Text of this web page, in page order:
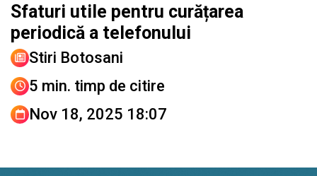
Sfaturi utile pentru curățarea
periodică a telefonului
Stiri Botosani
5 min. timp de citire
Nov 18, 2025 18:07